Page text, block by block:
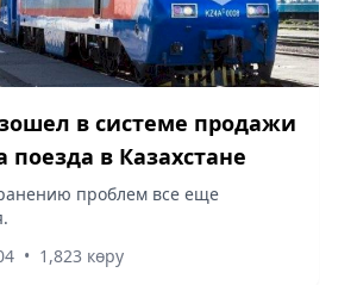
в системе продажи
поезда в Казахстане
проблем все еще
• 1,823 көру